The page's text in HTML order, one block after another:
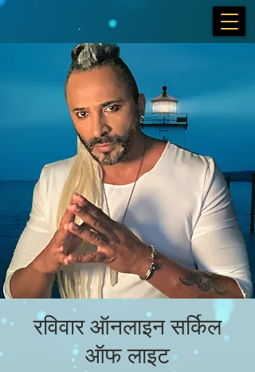
रविवार ऑनलाइन सर्किल
ऑफ लाइट